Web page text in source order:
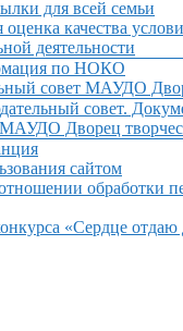
для всей семьи
оценка качества
деятельности
по НОКО
совет МАУДО
совет.
Дворец
сайтом
обработки
«Сердце отдаю